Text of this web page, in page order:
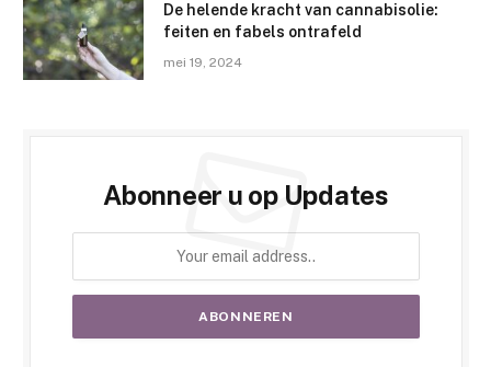
De helende kracht van cannabisolie:
feiten en fabels ontrafeld
mei 19, 2024
Abonneer u op Updates